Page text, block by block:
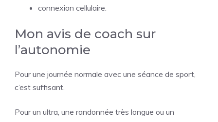
connexion cellulaire.
Mon avis de coach sur
l’autonomie
Pour une journée normale avec une séance de sport,
c’est suffisant.
Pour un ultra, une randonnée très longue ou un